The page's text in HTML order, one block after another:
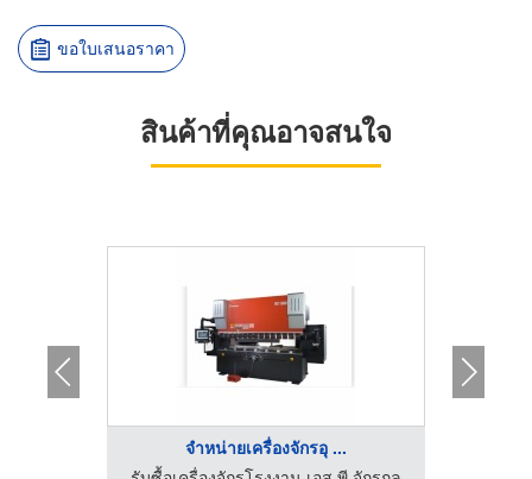
ขอใบเสนอราคา
สินค้าที่คุณอาจสนใจ
จำหน่ายเครื่องจักรอุ ...